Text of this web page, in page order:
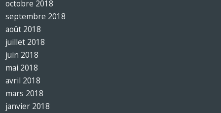
octobre 2018
septembre 2018
août 2018
juillet 2018
juin 2018
mai 2018
avril 2018
mars 2018
janvier 2018